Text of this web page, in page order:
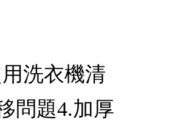
洗衣機清
問題4.加厚